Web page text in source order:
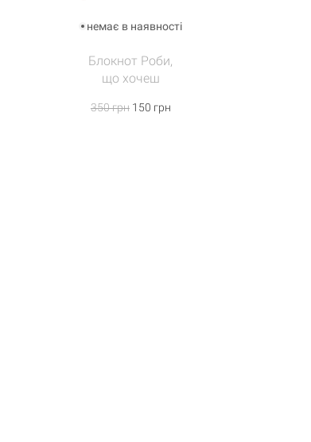
немає в наявності
Блокнот Роби,
що хочеш
350 грн150 грн